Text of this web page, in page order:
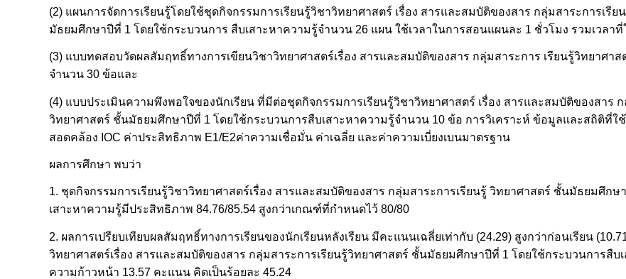
(2) แผนการจัดการเรียนรู้โดยใช้ชุดกิจกรรมการเรียนรู้วิชาวิทยาศาสตร์ เรื่อง สารและสมบัติของสาร กลุ่มสาระการเรี
มัธยมศึกษาปีที่ 1 โดยใช้กระบวนการ สืบเสาะหาความรู้จำนวน 26 แผน ใช้เวลาในการสอนแผนละ 1 ชั่วโมง รวมเวลา
(3) แบบทดสอบวัดผลสัมฤทธิ์ทางการเขียนวิชาวิทยาศาสตร์เรื่อง สารและสมบัติของสาร กลุ่มสาระการ เรียนรู้วิทยาศา
จำนวน 30 ข้อและ
(4) แบบประเมินความพึงพอใจของนักเรียน ที่มีต่อชุดกิจกรรมการเรียนรู้วิชาวิทยาศาสตร์ เรื่อง สารและสมบัติของสาร ก
วิทยาศาสตร์ ชั้นมัธยมศึกษาปีที่ 1 โดยใช้กระบวนการสืบเสาะหาความรู้จำนวน 10 ข้อ การวิเคราะห์ ข้อมูลและสถิติที่ใ
สอดคล้อง IOC ค่าประสิทธิภาพ E1/E2ค่าความเชื่อมั่น ค่าเฉลี่ย และค่าความเบี่ยงเบนมาตรฐาน
ผลการศึกษา พบว่า
1. ชุดกิจกรรมการเรียนรู้วิชาวิทยาศาสตร์เรื่อง สารและสมบัติของสาร กลุ่มสาระการเรียนรู้ วิทยาศาสตร์ ชั้นมัธยมศึกษ
เสาะหาความรู้มีประสิทธิภาพ 84.76/85.54 สูงกว่าเกณฑ์ที่กำหนดไว้ 80/80
2. ผลการเปรียบเทียบผลสัมฤทธิ์ทางการเรียนของนักเรียนหลังเรียน มีคะแนนเฉลี่ยเท่ากับ (24.29) สูงกว่าก่อนเรียน
วิทยาศาสตร์เรื่อง สารและสมบัติของสาร กลุ่มสาระการเรียนรู้วิทยาศาสตร์ ชั้นมัธยมศึกษาปีที่ 1 โดยใช้กระบวนการสื
ความก้าวหน้า 13.57 คะแนน คิดเป็นร้อยละ 45.24